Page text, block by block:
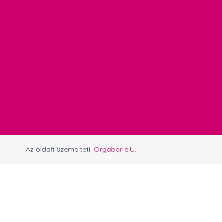
Az oldalt üzemelteti: Orgabor e.U.